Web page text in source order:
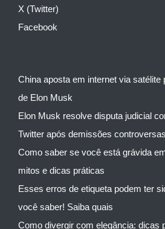
X (Twitter)
Facebook
China aposta em internet via satélite
de Elon Musk
Elon Musk resolve disputa judicial
Twitter após demissões controversas
Como saber se você está grávida
mitos e dicas práticas
Esses erros de etiqueta podem ter
você saber! Saiba quais
Como divergir com elegância: dicas